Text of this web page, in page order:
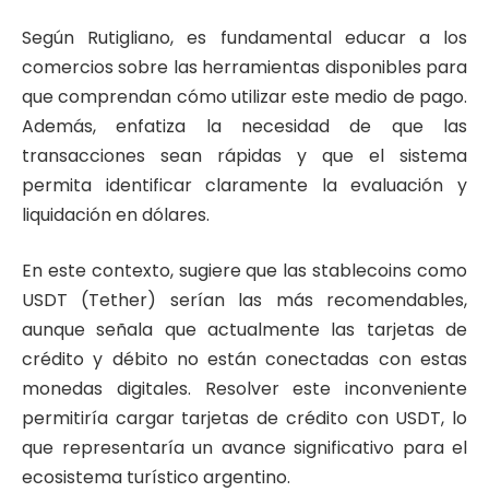
Según Rutigliano, es fundamental educar a los
comercios sobre las herramientas disponibles para
que comprendan cómo utilizar este medio de pago.
Además, enfatiza la necesidad de que las
transacciones sean rápidas y que el sistema
permita identificar claramente la evaluación y
liquidación en dólares.
En este contexto, sugiere que las stablecoins como
USDT (Tether) serían las más recomendables,
aunque señala que actualmente las tarjetas de
crédito y débito no están conectadas con estas
monedas digitales. Resolver este inconveniente
permitiría cargar tarjetas de crédito con USDT, lo
que representaría un avance significativo para el
ecosistema turístico argentino.